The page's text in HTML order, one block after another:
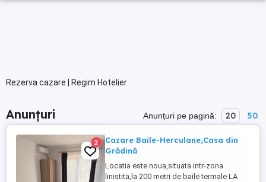
Rezerva cazare | Regim Hotelier
Anunțuri Anunțuri pe pagină: 20 50
2
Cazare Baile-Herculane,Casa din
Grădină
Locatia este noua,situata intr-zona
linistita,la 200 metri de baile termale LA